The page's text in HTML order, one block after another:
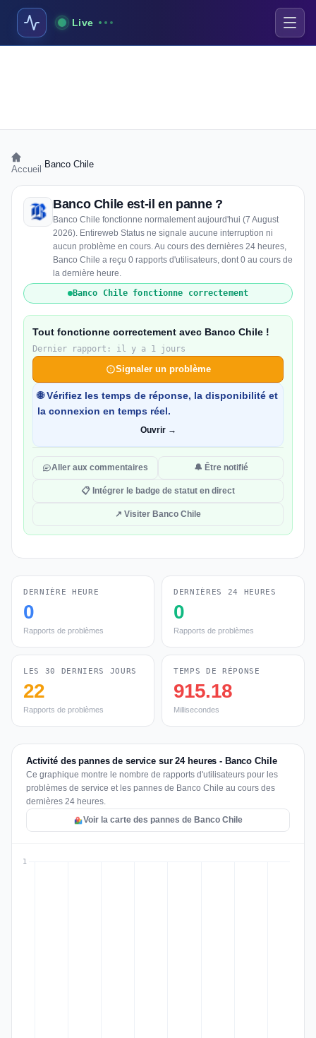
Live
Accueil Banco Chile
Banco Chile est-il en panne ?
Banco Chile fonctionne normalement aujourd'hui (7 August
2026). Entireweb Status ne signale aucune interruption ni
aucun problème en cours. Au cours des dernières 24 heures,
Banco Chile a reçu 0 rapports d'utilisateurs, dont 0 au cours de
la dernière heure.
Banco Chile fonctionne correctement
Tout fonctionne correctement avec Banco Chile !
Dernier rapport: il y a 1 jours
Signaler un problème
🌐 Vérifiez les temps de réponse, la disponibilité et
la connexion en temps réel.
Ouvrir →
Aller aux commentaires 🔔 Être notifié
📋 Intégrer le badge de statut en direct
↗ Visiter Banco Chile
DERNIÈRE HEURE
0
Rapports de problèmes
DERNIÈRES 24 HEURES
0
Rapports de problèmes
LES 30 DERNIERS JOURS
22
Rapports de problèmes
TEMPS DE RÉPONSE
915.18
Millisecondes
Activité des pannes de service sur 24 heures - Banco Chile
Ce graphique montre le nombre de rapports d'utilisateurs pour les
problèmes de service et les pannes de Banco Chile au cours des
dernières 24 heures.
Voir la carte des pannes de Banco Chile